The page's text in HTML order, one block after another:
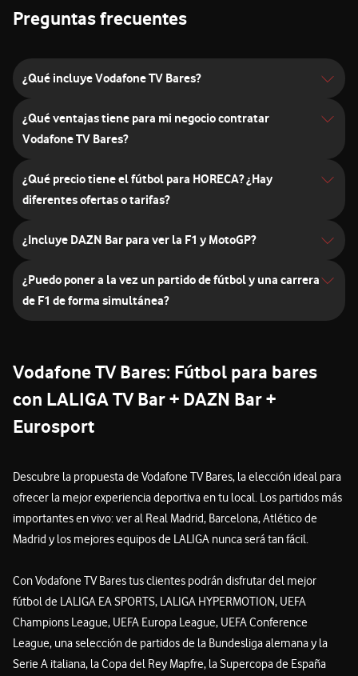
Preguntas frecuentes
¿Qué incluye Vodafone TV Bares?
¿Qué ventajas tiene para mi negocio contratar
Vodafone TV Bares?
¿Qué precio tiene el fútbol para HORECA? ¿Hay
diferentes ofertas o tarifas?
¿Incluye DAZN Bar para ver la F1 y MotoGP?
¿Puedo poner a la vez un partido de fútbol y una carrera
de F1 de forma simultánea?
Vodafone TV Bares: Fútbol para bares
con LALIGA TV Bar + DAZN Bar +
Eurosport
Descubre la propuesta de Vodafone TV Bares, la elección ideal para
ofrecer la mejor experiencia deportiva en tu local. Los partidos más
importantes en vivo: ver al Real Madrid, Barcelona, Atlético de
Madrid y los mejores equipos de LALIGA nunca será tan fácil.
Con Vodafone TV Bares tus clientes podrán disfrutar del mejor
fútbol de LALIGA EA SPORTS, LALIGA HYPERMOTION, UEFA
Champions League, UEFA Europa League, UEFA Conference
League, una selección de partidos de la Bundesliga alemana y la
Serie A italiana, la Copa del Rey Mapfre, la Supercopa de España